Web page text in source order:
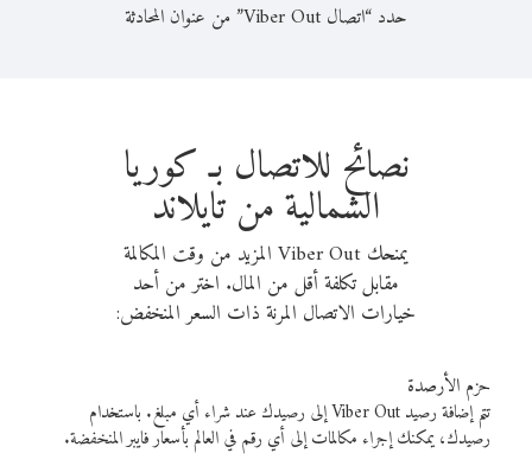
حدد “اتصال Viber Out” من عنوان المحادثة
نصائح للاتصال بـ كوريا
الشمالية من تايلاند
يمنحك Viber Out المزيد من وقت المكالمة
مقابل تكلفة أقل من المال. اختر من أحد
خيارات الاتصال المرنة ذات السعر المنخفض:
حزم الأرصدة
تتم إضافة رصيد Viber Out إلى رصيدك عند شراء أي مبلغ. باستخدام
رصيدك، يمكنك إجراء مكالمات إلى أي رقم في العالم بأسعار فايبر المنخفضة.